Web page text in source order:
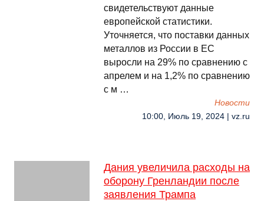
свидетельствуют данные
европейской статистики.
Уточняется, что поставки данных
металлов из России в ЕС
выросли на 29% по сравнению с
апрелем и на 1,2% по сравнению
с м …
Новости
10:00, Июль 19, 2024 | vz.ru
Дания увеличила расходы на
оборону Гренландии после
заявления Трампа